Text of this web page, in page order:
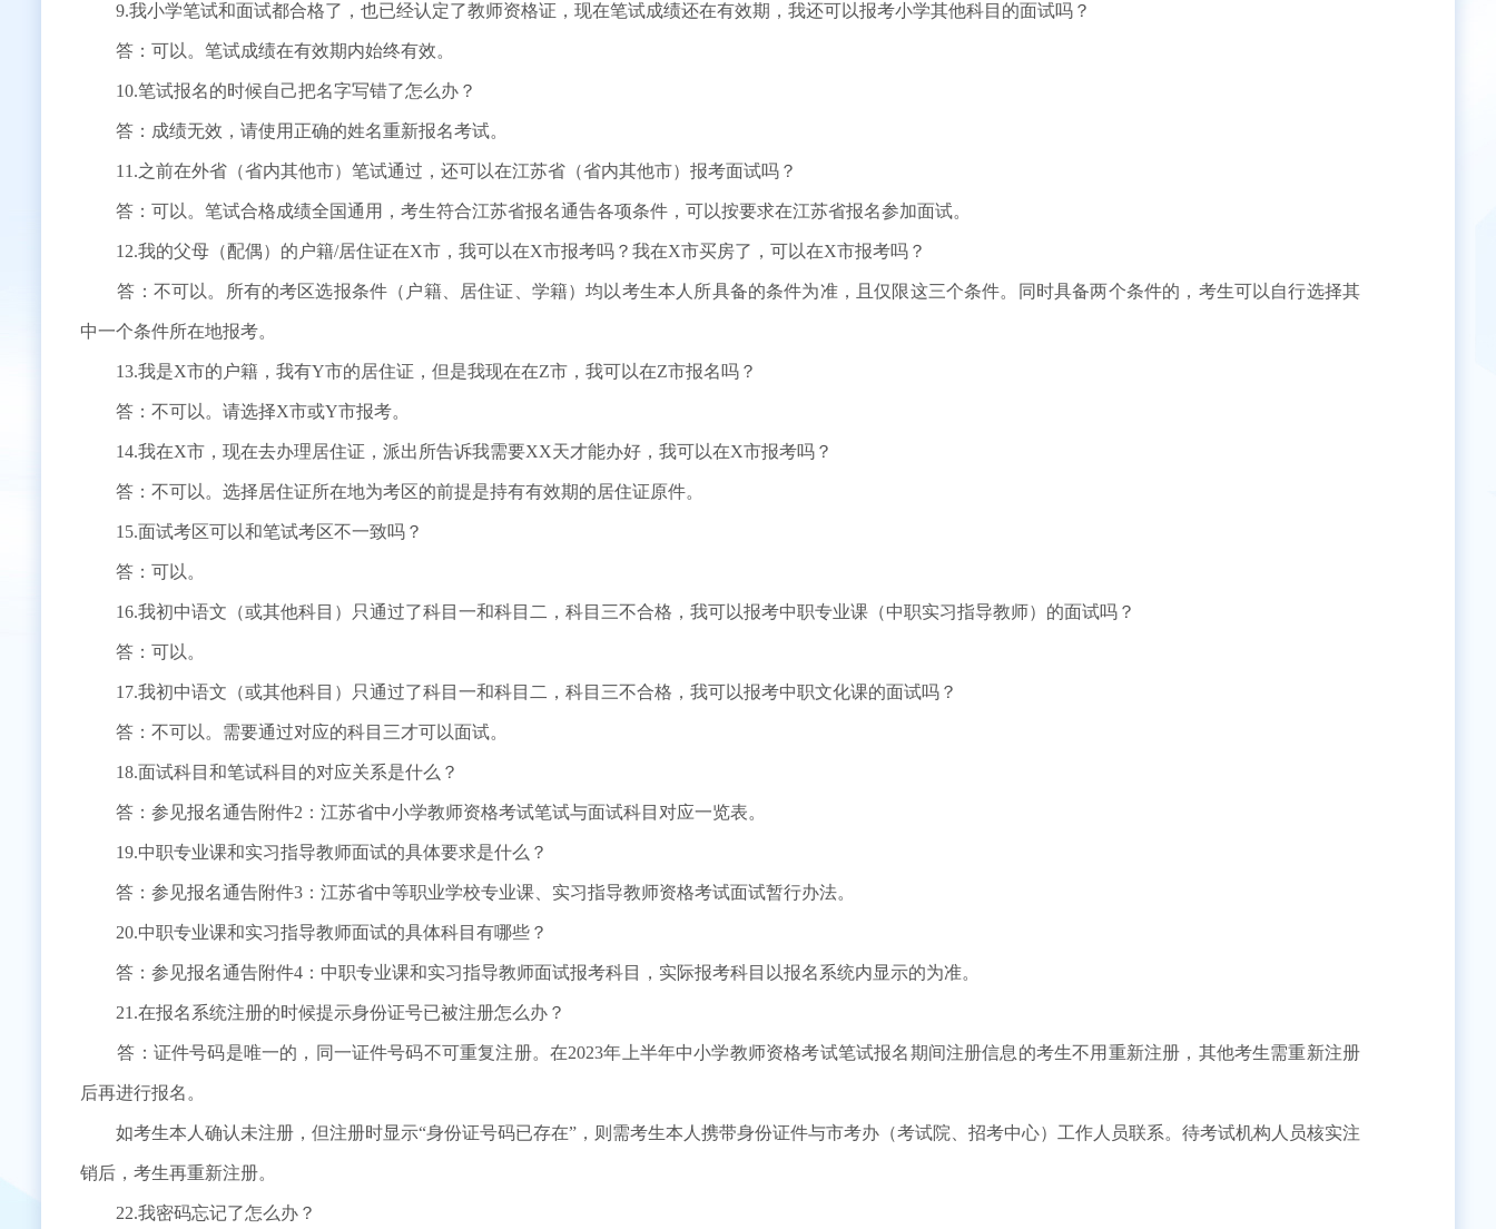
9.我小学笔试和面试都合格了，也已经认定了教师资格证，现在笔试成绩还在有效期，我还可以报考小学其他科目的面试吗？
答：可以。笔试成绩在有效期内始终有效。
10.笔试报名的时候自己把名字写错了怎么办？
答：成绩无效，请使用正确的姓名重新报名考试。
11.之前在外省（省内其他市）笔试通过，还可以在江苏省（省内其他市）报考面试吗？
答：可以。笔试合格成绩全国通用，考生符合江苏省报名通告各项条件，可以按要求在江苏省报名参加面试。
12.我的父母（配偶）的户籍/居住证在X市，我可以在X市报考吗？我在X市买房了，可以在X市报考吗？
答：不可以。所有的考区选报条件（户籍、居住证、学籍）均以考生本人所具备的条件为准，且仅限这三个条件。同时具备两个条件的，考生可以自行选择其
中一个条件所在地报考。
13.我是X市的户籍，我有Y市的居住证，但是我现在在Z市，我可以在Z市报名吗？
答：不可以。请选择X市或Y市报考。
14.我在X市，现在去办理居住证，派出所告诉我需要XX天才能办好，我可以在X市报考吗？
答：不可以。选择居住证所在地为考区的前提是持有有效期的居住证原件。
15.面试考区可以和笔试考区不一致吗？
答：可以。
16.我初中语文（或其他科目）只通过了科目一和科目二，科目三不合格，我可以报考中职专业课（中职实习指导教师）的面试吗？
答：可以。
17.我初中语文（或其他科目）只通过了科目一和科目二，科目三不合格，我可以报考中职文化课的面试吗？
答：不可以。需要通过对应的科目三才可以面试。
18.面试科目和笔试科目的对应关系是什么？
答：参见报名通告附件2：江苏省中小学教师资格考试笔试与面试科目对应一览表。
19.中职专业课和实习指导教师面试的具体要求是什么？
答：参见报名通告附件3：江苏省中等职业学校专业课、实习指导教师资格考试面试暂行办法。
20.中职专业课和实习指导教师面试的具体科目有哪些？
答：参见报名通告附件4：中职专业课和实习指导教师面试报考科目，实际报考科目以报名系统内显示的为准。
21.在报名系统注册的时候提示身份证号已被注册怎么办？
答：证件号码是唯一的，同一证件号码不可重复注册。在2023年上半年中小学教师资格考试笔试报名期间注册信息的考生不用重新注册，其他考生需重新注册
后再进行报名。
如考生本人确认未注册，但注册时显示“身份证号码已存在”，则需考生本人携带身份证件与市考办（考试院、招考中心）工作人员联系。待考试机构人员核实注
销后，考生再重新注册。
22.我密码忘记了怎么办？